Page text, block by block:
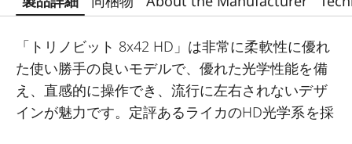
「トリノビット 8x42 HD」は非常に柔軟性に優れ
た使い勝手の良いモデルで、優れた光学性能を備
え、直感的に操作でき、流行に左右されないデザ
インが魅力です。定評あるライカのHD光学系を採